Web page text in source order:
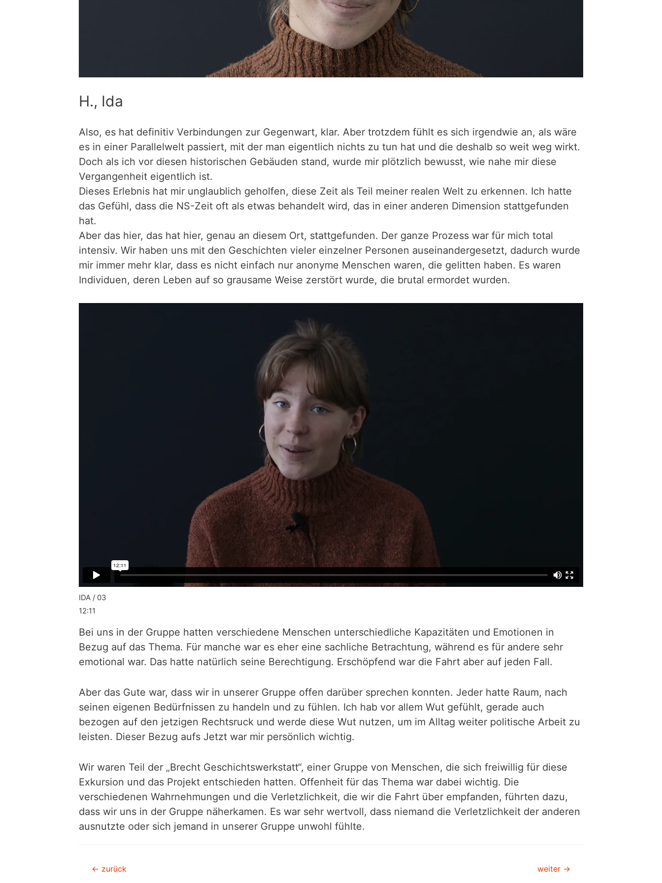
H., Ida
Also, es hat definitiv Verbindungen zur Gegenwart, klar. Aber trotzdem fühlt es sich irgendwie an, als wäre
es in einer Parallelwelt passiert, mit der man eigentlich nichts zu tun hat und die deshalb so weit weg wirkt.
Doch als ich vor diesen historischen Gebäuden stand, wurde mir plötzlich bewusst, wie nahe mir diese
Vergangenheit eigentlich ist.
Dieses Erlebnis hat mir unglaublich geholfen, diese Zeit als Teil meiner realen Welt zu erkennen. Ich hatte
das Gefühl, dass die NS-Zeit oft als etwas behandelt wird, das in einer anderen Dimension stattgefunden
hat.
Aber das hier, das hat hier, genau an diesem Ort, stattgefunden. Der ganze Prozess war für mich total
intensiv. Wir haben uns mit den Geschichten vieler einzelner Personen auseinandergesetzt, dadurch wurde
mir immer mehr klar, dass es nicht einfach nur anonyme Menschen waren, die gelitten haben. Es waren
Individuen, deren Leben auf so grausame Weise zerstört wurde, die brutal ermordet wurden.
IDA / 03
12:11
Bei uns in der Gruppe hatten verschiedene Menschen unterschiedliche Kapazitäten und Emotionen in
Bezug auf das Thema. Für manche war es eher eine sachliche Betrachtung, während es für andere sehr
emotional war. Das hatte natürlich seine Berechtigung. Erschöpfend war die Fahrt aber auf jeden Fall.
Aber das Gute war, dass wir in unserer Gruppe offen darüber sprechen konnten. Jeder hatte Raum, nach
seinen eigenen Bedürfnissen zu handeln und zu fühlen. Ich hab vor allem Wut gefühlt, gerade auch
bezogen auf den jetzigen Rechtsruck und werde diese Wut nutzen, um im Alltag weiter politische Arbeit zu
leisten. Dieser Bezug aufs Jetzt war mir persönlich wichtig.
Wir waren Teil der „Brecht Geschichtswerkstatt“, einer Gruppe von Menschen, die sich freiwillig für diese
Exkursion und das Projekt entschieden hatten. Offenheit für das Thema war dabei wichtig. Die
verschiedenen Wahrnehmungen und die Verletzlichkeit, die wir die Fahrt über empfanden, führten dazu,
dass wir uns in der Gruppe näherkamen. Es war sehr wertvoll, dass niemand die Verletzlichkeit der anderen
ausnutzte oder sich jemand in unserer Gruppe unwohl fühlte.
Beitragsnavigation
← zurück weiter →